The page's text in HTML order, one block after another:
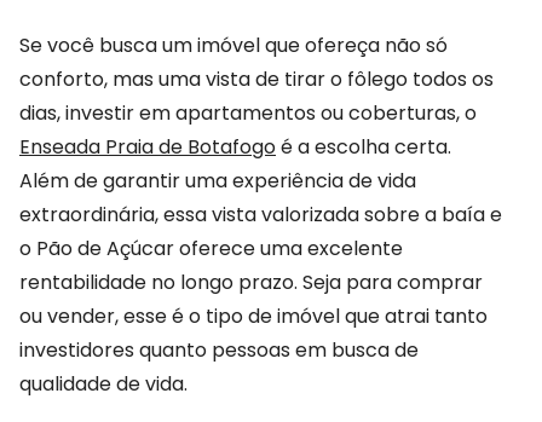
Se você busca um imóvel que ofereça não só
conforto, mas uma vista de tirar o fôlego todos os
dias, investir em apartamentos ou coberturas, o
Enseada Praia de Botafogoé a escolha certa.
Além de garantir uma experiência de vida
extraordinária, essa vista valorizada sobre a baía e
o Pão de Açúcar oferece uma excelente
rentabilidade no longo prazo. Seja para comprar
ou vender, esse é o tipo de imóvel que atrai tanto
investidores quanto pessoas em busca de
qualidade de vida.